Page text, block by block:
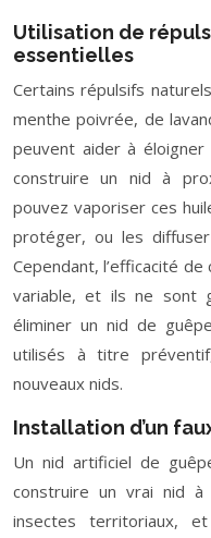
Utilisation de
essentielles
Certains répulsifs
menthe poivrée, de
peuvent aider à
construire un nid à
pouvez vaporiser ces
protéger, ou les diffuser
Cependant, l’efficacité
variable, et ils ne sont
éliminer un nid de
utilisés à titre
nouveaux nids.
Installation d’un
Un nid artificiel de
construire un vrai nid
insectes territoriaux,